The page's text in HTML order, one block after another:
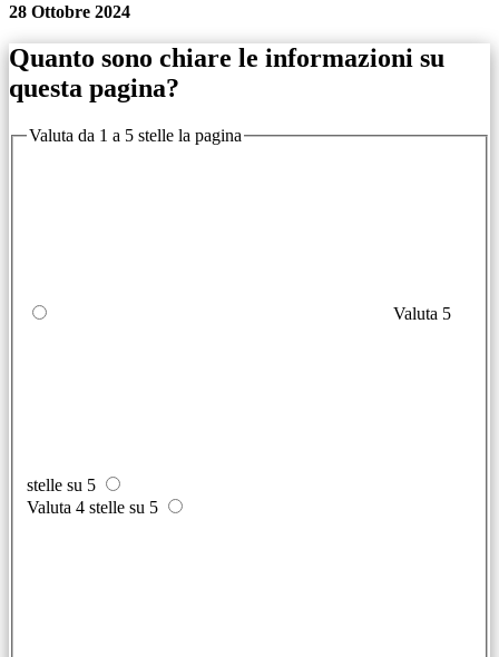
28 Ottobre 2024
Quanto sono chiare le informazioni su
questa pagina?
Valuta da 1 a 5 stelle la pagina
Valuta 5
stelle su 5
Valuta 4 stelle su 5